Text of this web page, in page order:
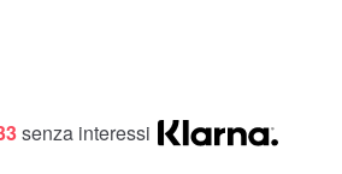
senza interessi